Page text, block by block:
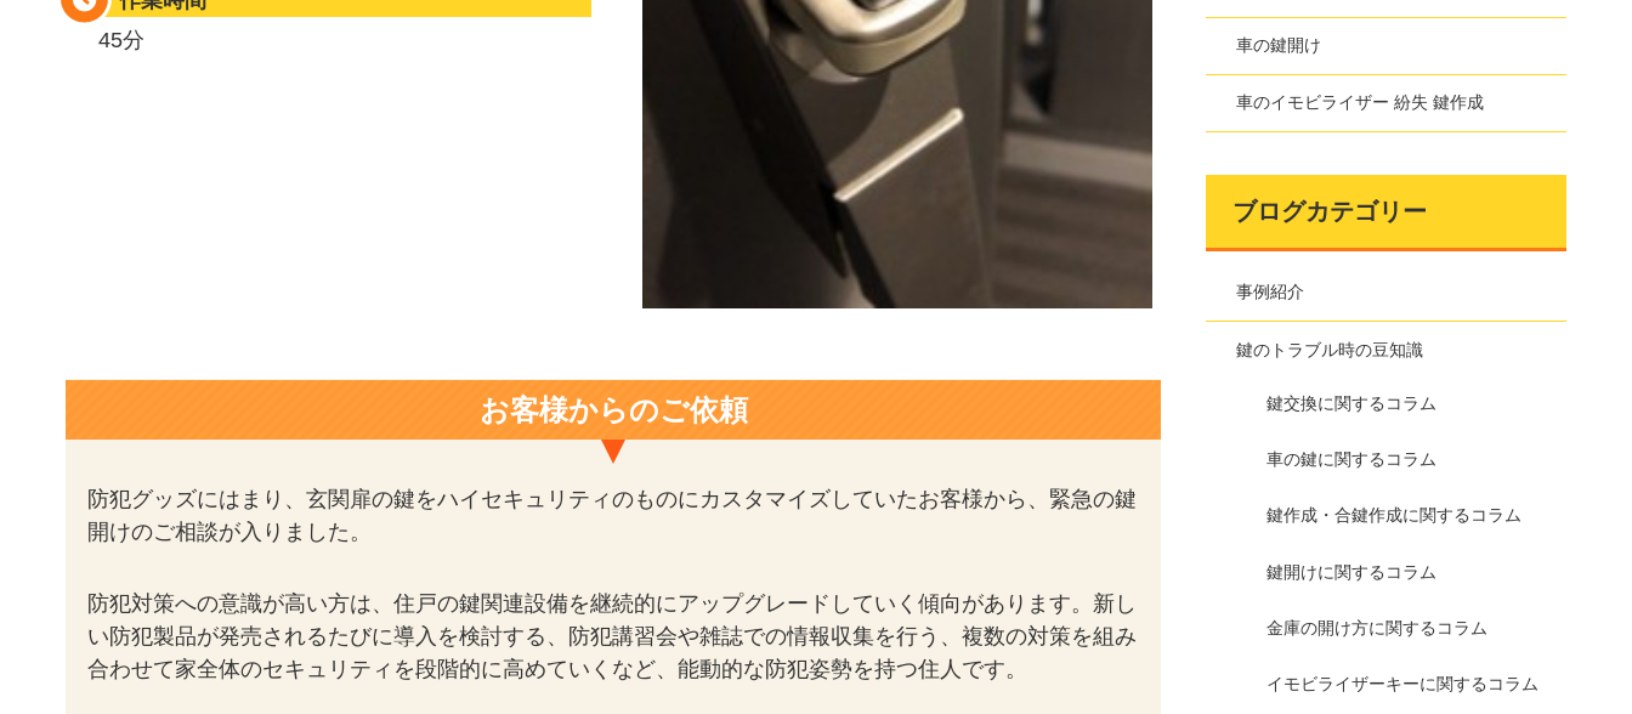
45分
お客様からのご依頼
防犯グッズにはまり、玄関扉の鍵をハイセキュリティのものにカスタマイズしていたお客様から、緊急の鍵
開けのご相談が入りました。
防犯対策への意識が高い方は、住戸の鍵関連設備を継続的にアップグレードしていく傾向があります。新し
い防犯製品が発売されるたびに導入を検討する、防犯講習会や雑誌での情報収集を行う、複数の対策を組み
合わせて家全体のセキュリティを段階的に高めていくなど、能動的な防犯姿勢を持つ住人です。
車の鍵開け
車のイモビライザー 紛失 鍵作成
ブログカテゴリー
事例紹介
鍵のトラブル時の豆知識
鍵交換に関するコラム
車の鍵に関するコラム
鍵作成・合鍵作成に関するコラム
鍵開けに関するコラム
金庫の開け方に関するコラム
イモビライザーキーに関するコラム